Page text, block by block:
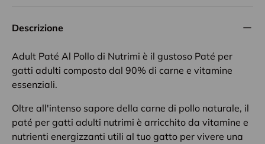
Descrizione
Adult Paté Al Pollo di Nutrimi è il gustoso Paté per
gatti adulti composto dal 90% di carne e vitamine
essenziali.
Oltre all'intenso sapore della carne di pollo naturale, il
paté per gatti adulti nutrimi è arricchito da vitamine e
nutrienti energizzanti utili al tuo gatto per vivere una